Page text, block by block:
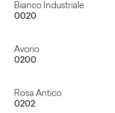
Bianco Industriale
0020
Container
Avorio
0200
Container
Rosa Antico
0202
Container